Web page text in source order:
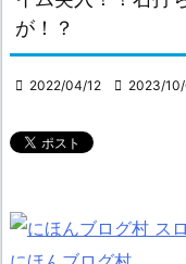
が！？
 2022/04/12  2023/10/